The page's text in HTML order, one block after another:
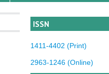
ISSN
1411-4402 (Print)
2963-1246 (Online)